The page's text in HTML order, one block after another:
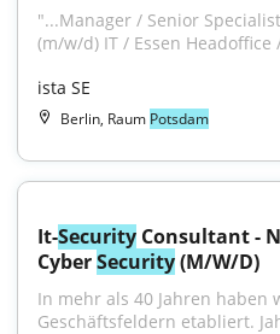
"...Manager / Senior
(m/w/d) IT / Essen
ista SE
Berlin, Raum Potsdam
It-Security Consultant -
Cyber Security (M/W/D)
In mehr als 40 Jahren haben
Geschäftsfeldern etabliert.